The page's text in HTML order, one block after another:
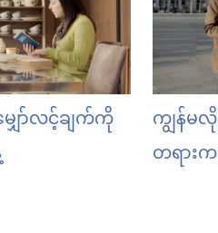
ျှော်လင့်ချက်ကို
ကျွန်မ
တရား